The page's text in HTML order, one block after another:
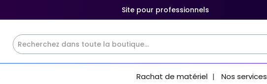
Site pour professionnels
Rachat de matériel Nos services